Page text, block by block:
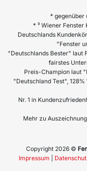
* gegenüber
* ³ Wiener Fenster
Deutschlands
"Fenster
"Deutschlands Bester" laut
fairstes
Preis-Champion laut
"Deutschland Test",
Nr. 1 in
Mehr zu
Copyright 2026 ©
Impressum